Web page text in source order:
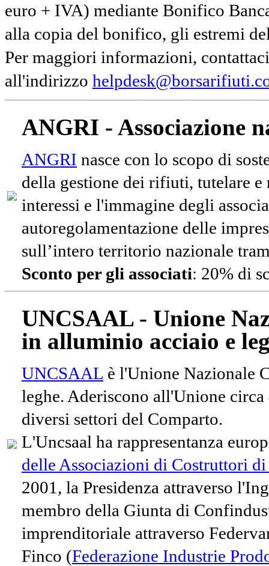
euro + IVA) mediante Bonifico
alla copia del bonifico, gli estremi
Per maggiori informazioni,
all'indirizzo
ANGRI - Associazione
ANGRI nasce con lo scopo di
della gestione dei rifiuti, tutelare e
interessi e l'immagine degli
autoregolamentazione delle
sull’intero territorio nazionale
Sconto per gli associati: 20% di
UNCSAAL - Unione
in alluminio acciaio e
UNCSAAL è l'Unione Nazionale
leghe. Aderiscono all'Unione
diversi settori del Comparto.
L'Uncsaal ha rappresentanza
delle Associazioni di Costruttori
2001, la Presidenza attraverso
membro della Giunta di
imprenditoriale attraverso
Finco (Federazione Industrie